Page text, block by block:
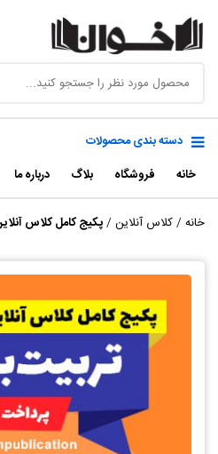
دسته بندی محصولات
خانه
فروشگاه بلاگ درباره ما
خانه/کلاس آنلاین/پکیج کامل کلاس